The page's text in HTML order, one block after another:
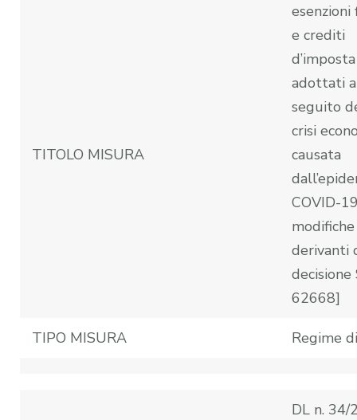
TITOLO MISURA
esenzioni
e crediti
d’imposta
adottati a
seguito
crisi
causata
COVID-
modifiche
derivanti
decisione
62668]
TIPO MISURA Regime
DL n. 34/